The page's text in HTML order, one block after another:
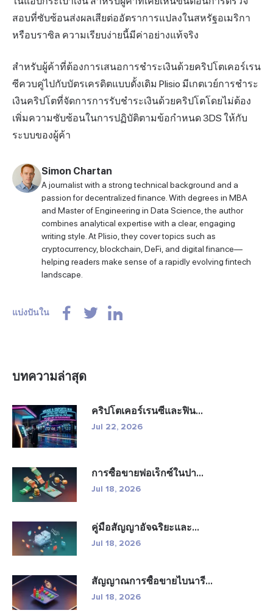
สอบที่ซับซ้อนส่งผลเสียต่ออัตราการแปลงในสหรัฐอเมริกา
หรือบราซิล ความเรียบง่ายนี้มีค่าอย่างแท้จริง
สำหรับผู้ค้าที่ต้องการเสนอการชำระเงินด้วยคริปโตเคอร์เรน
ซีควบคู่ไปกับบัตรเครดิตแบบดั้งเดิม Plisio มีเกตเวย์การชำระ
เงินคริปโตที่จัดการการรับชำระเงินด้วยคริปโตโดยไม่ต้อง
เพิ่มความซับซ้อนในการปฏิบัติตามข้อกำหนด 3DS ให้กับ
ระบบของผู้ค้า
Simon Chartan
A journalist with a strong technical background and a
passion for decentralized finance. With degrees in MBA
and Master of Engineering in Data Science, the author
combines analytical expertise with a clear, engaging
writing style. At Plisio, they cover topics such as
cryptocurrency, blockchain, DeFi, and digital finance—
helping readers make sense of a rapidly evolving fintech
landscape.
แบ่งปันใน
บทความล่าสุด
คริปโตเคอร์เรนซีและฟิน...
Jul 22, 2026
การซื้อขายฟอเร็กซ์ในปา...
Jul 18, 2026
คู่มือสัญญาอัจฉริยะและ...
Jul 18, 2026
สัญญาณการซื้อขายไบนารี...
Jul 18, 2026